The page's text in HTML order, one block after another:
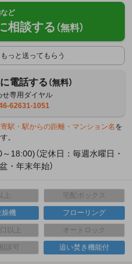
ど
相談する （無料）
っと送ってもらう
電話する（無料）
せ専用ダイヤル
62631-1051
駅・駅からの距離・マンション名 を
。
18:00)（定休日：毎週水曜日・
・年末年始）
宅配ボックス
燥機 フローリング
以上 オートロック
談可 追い焚き機能付